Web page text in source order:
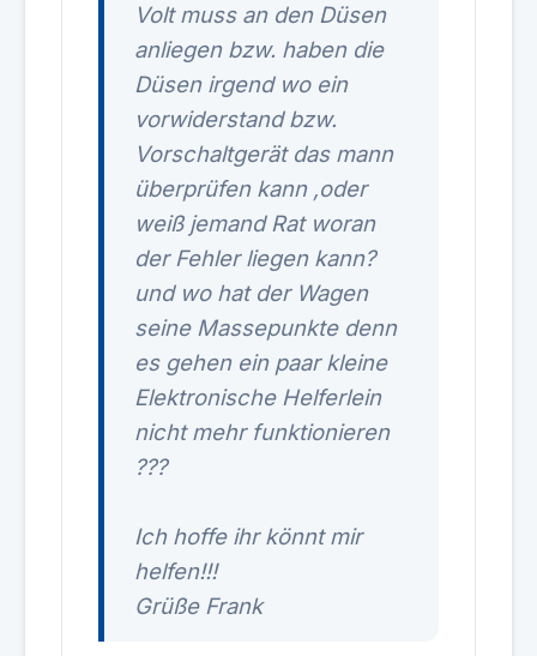
Volt muss an den Düsen
anliegen bzw. haben die
Düsen irgend wo ein
vorwiderstand bzw.
Vorschaltgerät das mann
überprüfen kann ,oder
weiß jemand Rat woran
der Fehler liegen kann?
und wo hat der Wagen
seine Massepunkte denn
es gehen ein paar kleine
Elektronische Helferlein
nicht mehr funktionieren
???
Ich hoffe ihr könnt mir
helfen!!!
Grüße Frank